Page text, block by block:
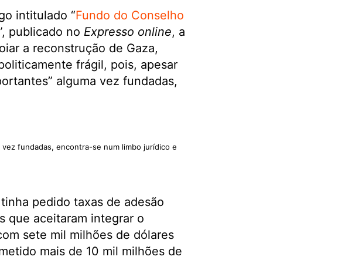
intitulado “Fundo do Conselho
publicado no Expresso online, a
a reconstrução de Gaza,
frágil, pois, apesar
alguma vez fundadas,
fundadas, encontra-se num limbo jurídico e
pedido taxas de adesão
que aceitaram integrar o
sete mil milhões de dólares
mais de 10 mil milhões de